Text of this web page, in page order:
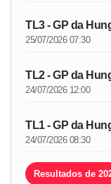
TL3 - GP da
25/07/2026 07:30
TL2 - GP da
24/07/2026 12:00
TL1 - GP da
24/07/2026 08:30
Resultados de